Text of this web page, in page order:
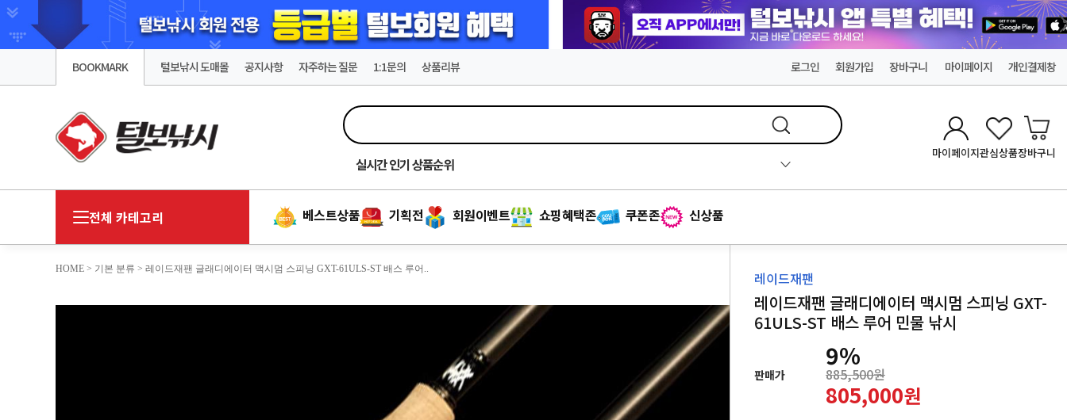
BOOKMARK 털보낚시 도매몰 공지사항 자주하는 질문 1:1문의 상품리뷰 로그인 회원가입 장바구니 마이페이지 개인결제창
실시간인기 상품순위
마이페이지관심상품장바구니
전체 카테고리 베스트상품 기획전 회원이벤트 쇼핑혜택존 쿠폰존 신상품
HOME > 기본 분류 > 레이드재팬 글래디에이터 맥시멈 스피닝 GXT-61ULS-ST 배스 루어.. 레이드재팬
레이드재팬 글래디에이터 맥시멈 스피닝 GXT-
61ULS-ST 배스 루어 민물 낚시
판매가
9%
885,500원
805,000원